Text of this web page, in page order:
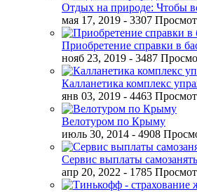
Отдых на природе: Чтобы
мая 17, 2019 - 3307
Приобретение справки в
нояб 23, 2019 - 3487
Калланетика комплекс
янв 03, 2019 - 4463
Велотуром по Крыму
июль 30, 2014 - 4908
Сервис выплаты
апр 20, 2022 - 1785